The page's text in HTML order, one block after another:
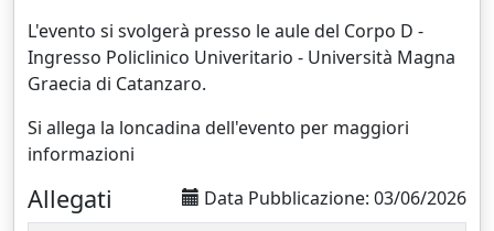
L'evento si svolgerà presso le aule del Corpo D -
Ingresso Policlinico Univeritario - Università Magna
Graecia di Catanzaro.
Si allega la loncadina dell'evento per maggiori
informazioni
Data Pubblicazione: 03/06/2026
Allegati